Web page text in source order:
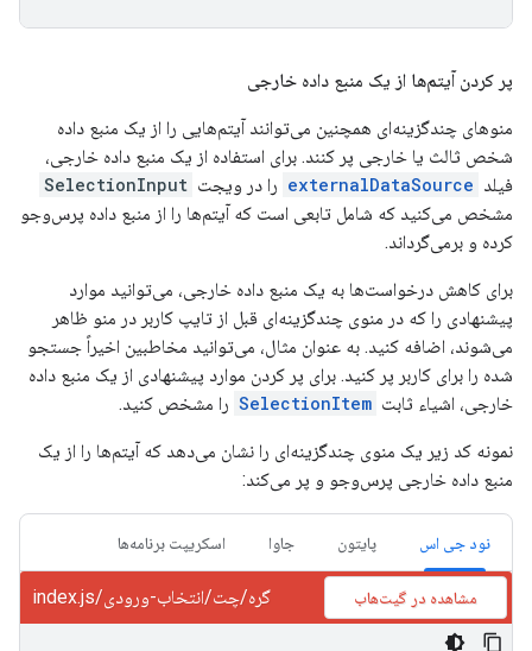
پر کردن آیتم‌ها از یک منبع داده خارجی
منوهای چندگزینه‌ای همچنین می‌توانند آیتم‌هایی را از یک منبع داده
شخص ثالث یا خارجی پر کنند. برای استفاده از یک منبع داده خارجی،
فیلد externalDataSource را در ویجت SelectionInput
مشخص می‌کنید که شامل تابعی است که آیتم‌ها را از منبع داده پرس‌وجو
کرده و برمی‌گرداند.
برای کاهش درخواست‌ها به یک منبع داده خارجی، می‌توانید موارد
پیشنهادی را که در منوی چندگزینه‌ای قبل از تایپ کاربر در منو ظاهر
می‌شوند، اضافه کنید. به عنوان مثال، می‌توانید مخاطبین اخیراً جستجو
شده را برای کاربر پر کنید. برای پر کردن موارد پیشنهادی از یک منبع داده
خارجی، اشیاء ثابت SelectionItem را مشخص کنید.
نمونه کد زیر یک منوی چندگزینه‌ای را نشان می‌دهد که آیتم‌ها را از یک
منبع داده خارجی پرس‌وجو و پر می‌کند:
نود جی اس پایتون جاوا اسکریپت برنامه‌ها
گره/چت/انتخاب-ورودی/index.js مشاهده در گیت‌هاب